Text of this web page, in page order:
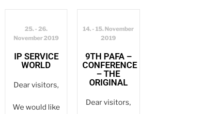
25. - 26.
November 2019
IP SERVICE
WORLD
Dear visitors,
We would like
14. - 15. November
2019
9TH PAFA –
CONFERENCE
– THE
ORIGINAL
Dear visitors,